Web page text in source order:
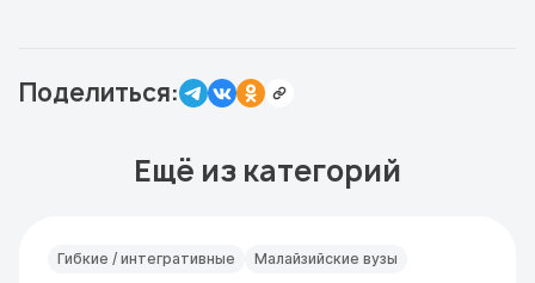
Поделиться:
Ещё из категорий
Гибкие / интегративные Малайзийские вузы